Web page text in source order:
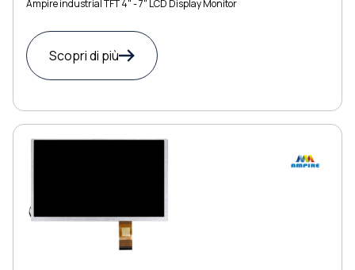
Ampire industrial TFT 4" - 7" LCD Display Monitor
Scopri di più